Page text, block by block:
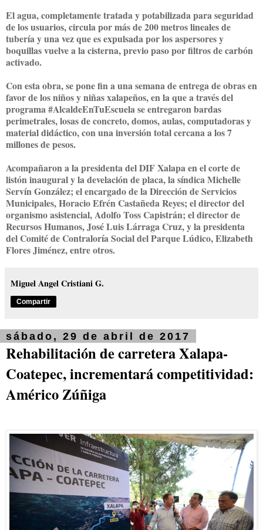
El agua, completamente tratada y potabilizada para seguridad
de los usuarios, circula por más de 200 metros lineales de
tubería y una vez que es expulsada por los aspersores y
boquillas vuelve a la cisterna, previo paso por filtros de carbón
activado.
Con esta obra, se pone fin a una semana de entrega de obras en
favor de los niños y niñas xalapeños, en la que a través del
programa #AlcaldeEnTuEscuela se entregaron bardas
perimetrales, losas de concreto, domos, aulas, computadoras y
material didáctico, con una inversión total cercana a los 7
millones de pesos.
Acompañaron a la presidenta del DIF Xalapa en el corte de
listón inaugural y la develación de placa, la síndica Michelle
Servín González; el encargado de la Dirección de Servicios
Municipales, Horacio Efrén Castañeda Reyes; el director del
organismo asistencial, Adolfo Toss Capistrán; el director de
Recursos Humanos, José Luis Lárraga Cruz, y la presidenta
del Comité de Contraloría Social del Parque Lúdico, Elizabeth
Flores Jiménez, entre otros.
Miguel Angel Cristiani G.
Compartir
sábado, 29 de abril de 2017
Rehabilitación de carretera Xalapa-
Coatepec, incrementará competitividad:
Américo Zúñiga